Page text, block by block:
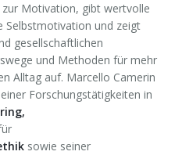
zur Motivation, gibt wertvolle
Selbstmotivation und zeigt
gesellschaftlichen
und Methoden für mehr
Alltag auf. Marcello Camerin
Forschungstätigkeiten in
sowie seiner